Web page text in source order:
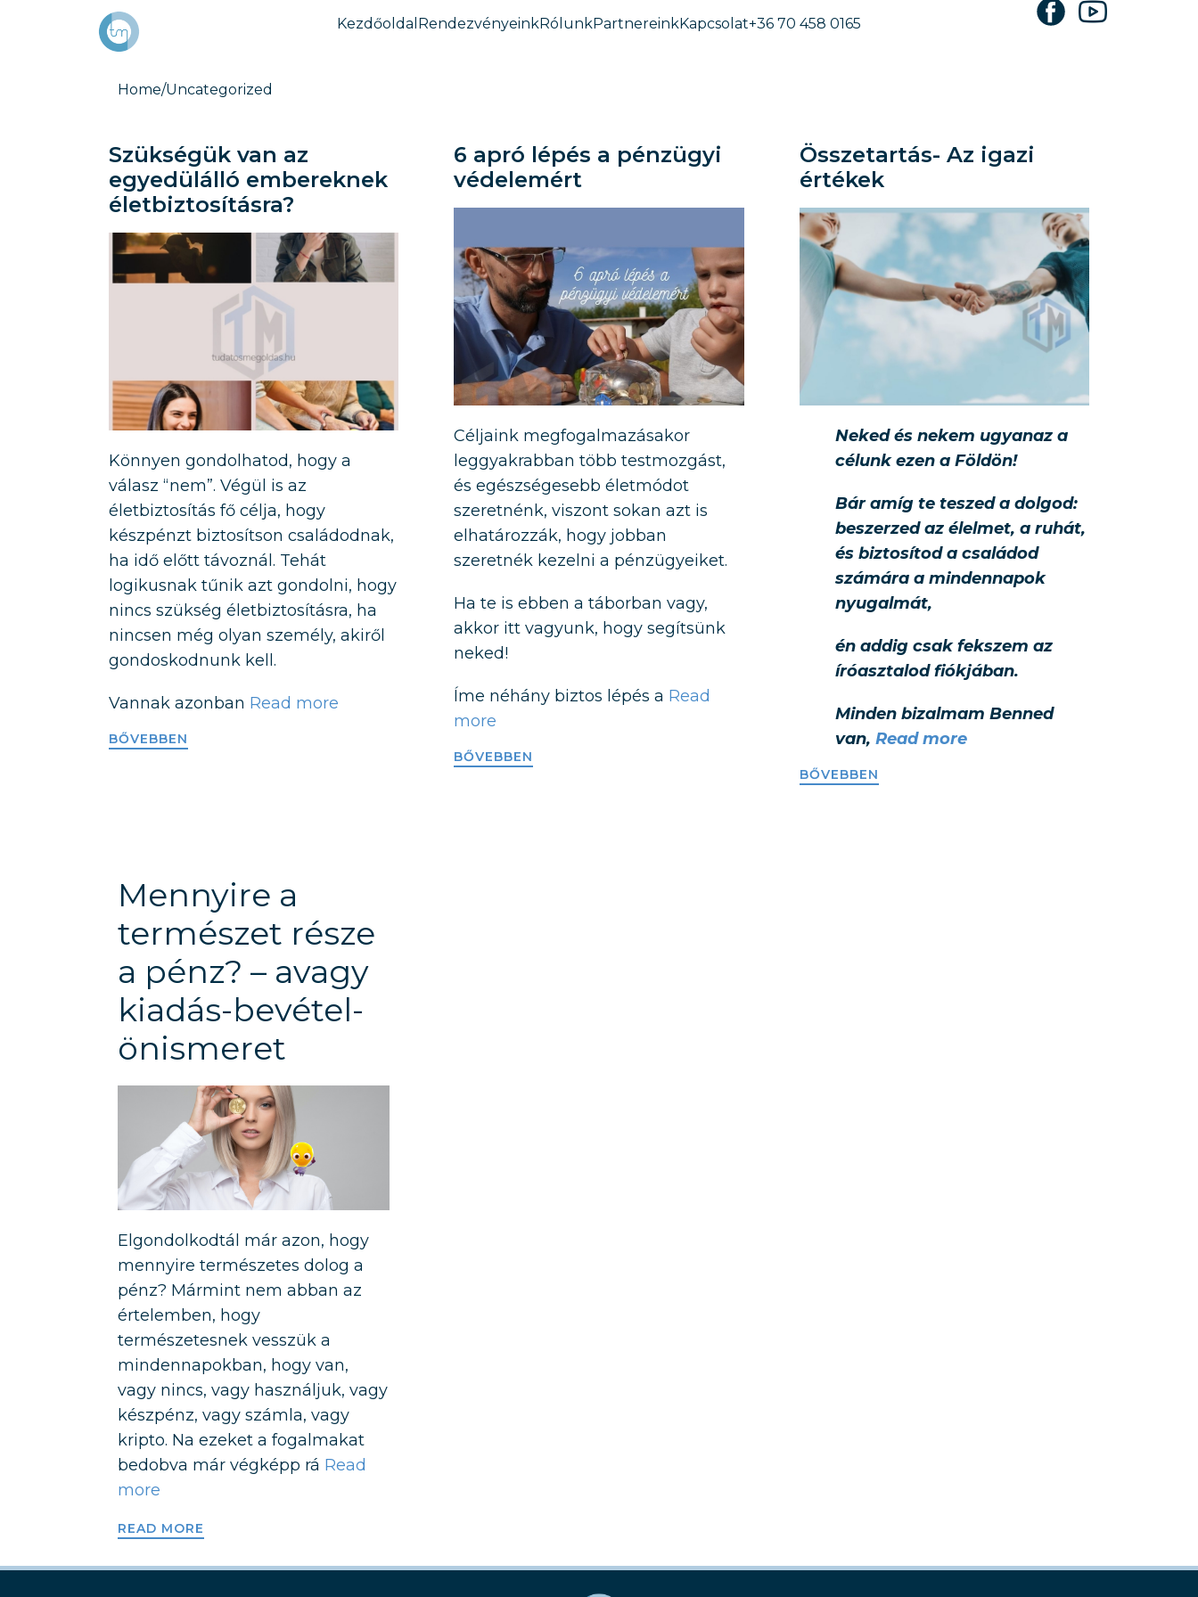
Kezdőoldal RendezvényeinkRólunkPartnereinkKapcsolat+36 70 458 0165
Home/Uncategorized
Szükségük van az
egyedülálló embereknek
életbiztosításra?
Könnyen gondolhatod, hogy a
válasz “nem”. Végül is az
életbiztosítás fő célja, hogy
készpénzt biztosítson családodnak,
ha idő előtt távoznál. Tehát
logikusnak tűnik azt gondolni, hogy
nincs szükség életbiztosításra, ha
nincsen még olyan személy, akiről
gondoskodnunk kell.
Vannak azonban Read more
BŐVEBBEN​
6 apró lépés a pénzügyi
védelemért
Céljaink megfogalmazásakor
leggyakrabban több testmozgást,
és egészségesebb életmódot
szeretnénk, viszont sokan azt is
elhatározzák, hogy jobban
szeretnék kezelni a pénzügyeiket.
Ha te is ebben a táborban vagy,
akkor itt vagyunk, hogy segítsünk
neked!
Íme néhány biztos lépés a Read
more
BŐVEBBEN​
Összetartás- Az igazi
értékek
Neked és nekem ugyanaz a
célunk ezen a Földön!
Bár amíg te teszed a dolgod:
beszerzed az élelmet, a ruhát,
és biztosítod a családod
számára a mindennapok
nyugalmát,
én addig csak fekszem az
íróasztalod fiókjában.
Minden bizalmam Benned
van, Read more
BŐVEBBEN​
Mennyire a
természet része
a pénz? – avagy
kiadás-bevétel-
önismeret
Elgondolkodtál már azon, hogy
mennyire természetes dolog a
pénz? Mármint nem abban az
értelemben, hogy
természetesnek vesszük a
mindennapokban, hogy van,
vagy nincs, vagy használjuk, vagy
készpénz, vagy számla, vagy
kripto. Na ezeket a fogalmakat
bedobva már végképp rá Read
more
READ MORE